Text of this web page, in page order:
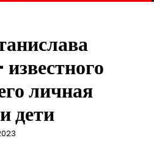
личная
дети